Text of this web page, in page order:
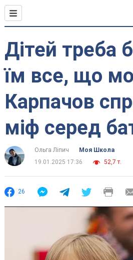
Дітей треба
їм все, що
Карпачов
міф серед
Ольга Ліпич
Моя Школа
19.01.2025 17:36
52,7 т.
26